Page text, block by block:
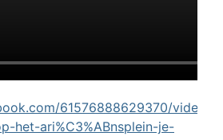
61576888629370/videos/
het-ari%C3%ABnsplein-je-